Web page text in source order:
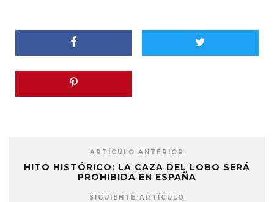
ARTÍCULO ANTERIOR
HITO HISTÓRICO: LA CAZA DEL LOBO SERÁ
PROHIBIDA EN ESPAÑA
SIGUIENTE ARTÍCULO